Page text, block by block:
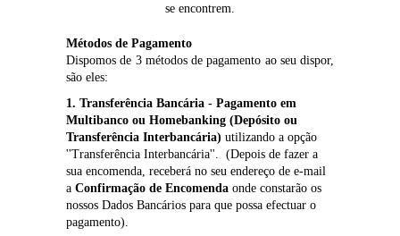
se encontrem.
Métodos de Pagamento
Dispomos de 3 métodos de pagamento ao seu dispor,
são eles:
1. Transferência Bancária - Pagamento em
Multibanco ou Homebanking (Depósito ou
Transferência Interbancária) utilizando a opção
''Transferência Interbancária''. (Depois de fazer a
sua encomenda, receberá no seu endereço de e-mail
a Confirmação de Encomenda onde constarão os
nossos Dados Bancários para que possa efectuar o
pagamento).